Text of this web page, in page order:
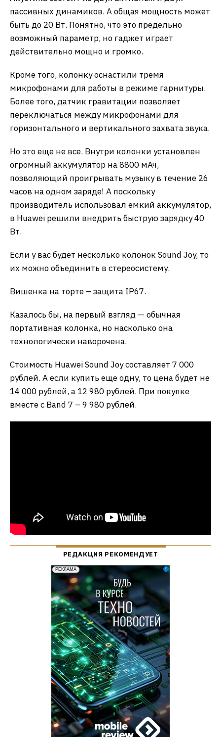
пассивных динамиков. А общая мощность может
быть до 20 Вт. Понятно, что это предельно
возможный параметр, но гаджет играет
действительно мощно и громко.
Кроме того, колонку оснастили тремя
микрофонами для работы в режиме гарнитуры.
Более того, датчик гравитации позволяет
переключаться между микрофонами для
горизонтального и вертикального захвата звука.
Но это еще не все. Внутри колонки установлен
огромный аккумулятор на 8800 мАч,
позволяющий проигрывать музыку в течение 26
часов на одном заряде! А поскольку
производитель использовал емкий аккумулятор,
в Huawei решили внедрить быструю зарядку 40
Вт.
Если у вас будет несколько колонок Sound Joy, то
их можно объединить в стереосистему.
Вишенка на торте – защита IP67.
Казалось бы, на первый взгляд — обычная
портативная колонка, но насколько она
технологически наворочена.
Стоимость Huawei Sound Joy составляет 7 000
рублей. А если купить еще одну, то цена будет не
14 000 рублей, а 12 980 рублей. При покупке
вместе с Band 7 – 9 980 рублей.